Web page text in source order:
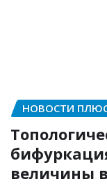
НОВОСТИ
величины